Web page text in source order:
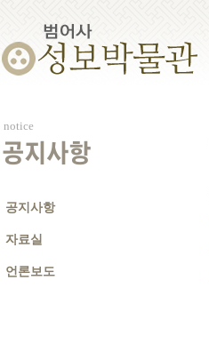
notice
공지사항
공지사항
자료실
언론보도